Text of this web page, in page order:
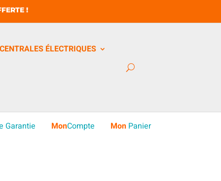
!
CENTRALES ÉLECTRIQUES
MonPanier
MonCompte
Garantie